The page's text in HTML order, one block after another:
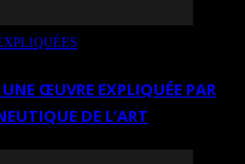
UNE ŒUVRE EXPLIQUÉE PAR
DE L’ART